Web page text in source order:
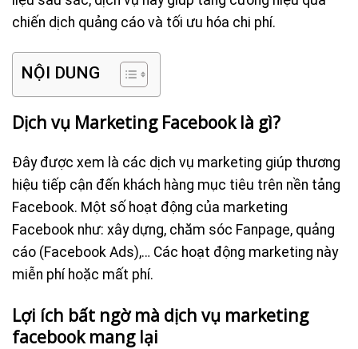
chiến dịch quảng cáo và tối ưu hóa chi phí.
NỘI DUNG
Dịch vụ Marketing Facebook là gì?
Đây được xem là các dịch vụ marketing giúp thương
hiệu tiếp cận đến khách hàng mục tiêu trên nền tảng
Facebook. Một số hoạt động của marketing
Facebook như: xây dựng, chăm sóc Fanpage, quảng
cáo (Facebook Ads),… Các hoạt động marketing này
miễn phí hoặc mất phí.
Lợi ích bất ngờ mà dịch vụ marketing
facebook mang lại